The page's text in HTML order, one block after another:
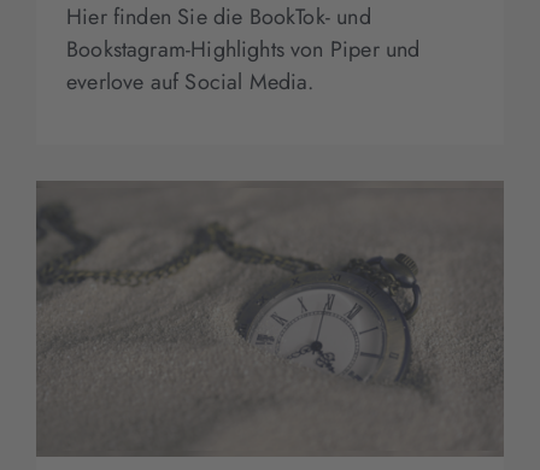
Hier finden Sie die BookTok- und
Bookstagram-Highlights von Piper und
everlove auf Social Media.